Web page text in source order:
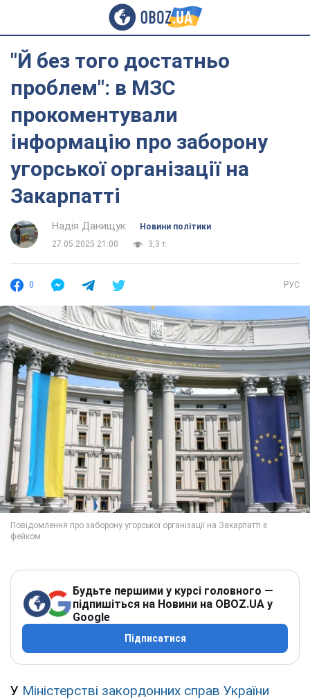
"Й без того достатньо
проблем": в МЗС
прокоментували
інформацію про заборону
угорської організації на
Закарпатті
Надія Данищук
Новини політики
27.05.2025 21:00
3,3 т.
0 РУС
Будьте першими у курсі головного —
підпишіться на Новини на OBOZ.UA у
Google
Підписатися
У Міністерстві закордонних справ України